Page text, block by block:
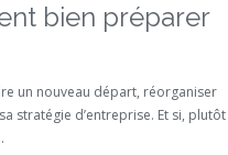
bien préparer
un nouveau départ, réorganiser
stratégie d’entreprise. Et si, plutôt